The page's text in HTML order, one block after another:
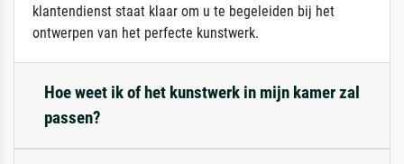
klantendienst staat klaar om u te begeleiden bij het
ontwerpen van het perfecte kunstwerk.
Hoe weet ik of het kunstwerk in mijn kamer zal
passen?